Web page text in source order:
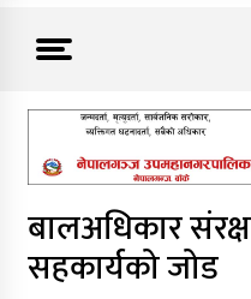
बालअधिकार
सहकार्यको जोड